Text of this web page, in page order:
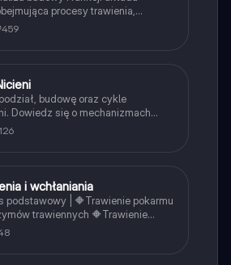
procesy trawienia,
rolę enzymów i witamin. Dowiedz
takich jak jelito cienkie, jelito grube,
459
budowę oraz cykle
Dowiedz się o mechanizmach
życiowych oraz strukturze
dla studentów biologii i nauk
i wchłaniania
podstawowy | 🔶Trawienie pokarmu
trawiennych 🔶Trawienie
🔶Ośrodki głodu i sytości